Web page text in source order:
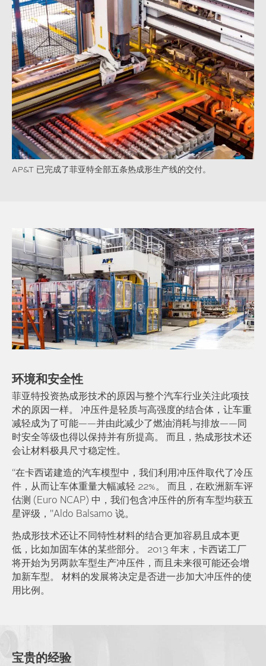
AP&T 已完成了菲亚特全部五条热成形生产线的交付。
环境和安全性
菲亚特投资热成形技术的原因与整个汽车行业关注此项技
术的原因一样。 冲压件是轻质与高强度的结合体，让车重
减轻成为了可能——并由此减少了燃油消耗与排放——同
时安全等级也得以保持并有所提高。 而且，热成形技术还
会让材料极具尺寸稳定性。
“在卡西诺建造的汽车模型中，我们利用冲压件取代了冷压
件，从而让车体重量大幅减轻 22%。 而且，在欧洲新车评
估测 (Euro NCAP) 中，我们包含冲压件的所有车型均获五
星评级，”Aldo Balsamo 说。
热成形技术还让不同特性材料的结合更加容易且成本更
低，比如加固车体的某些部分。 2013 年末，卡西诺工厂
将开始为另两款车型生产冲压件，而且未来很可能还会增
加新车型。 材料的发展将决定是否进一步加大冲压件的使
用比例。
宝贵的经验